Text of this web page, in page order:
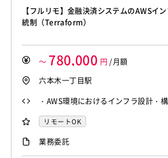
【フルリモ】金融決済システムのAWSイ
統制（Terraform）
～ 780,000 円 /月額
六本木一丁目駅
・AWS環境におけるインフラ設計・
以上 ・AWS Organizationsを用いた
管理・運用経験（SCPによる制限・ガ
識）
リモートOK
業務委託